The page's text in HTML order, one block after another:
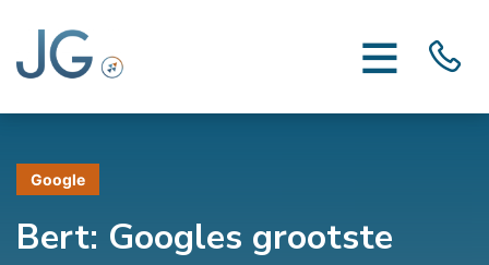
Google
Bert: Googles grootste